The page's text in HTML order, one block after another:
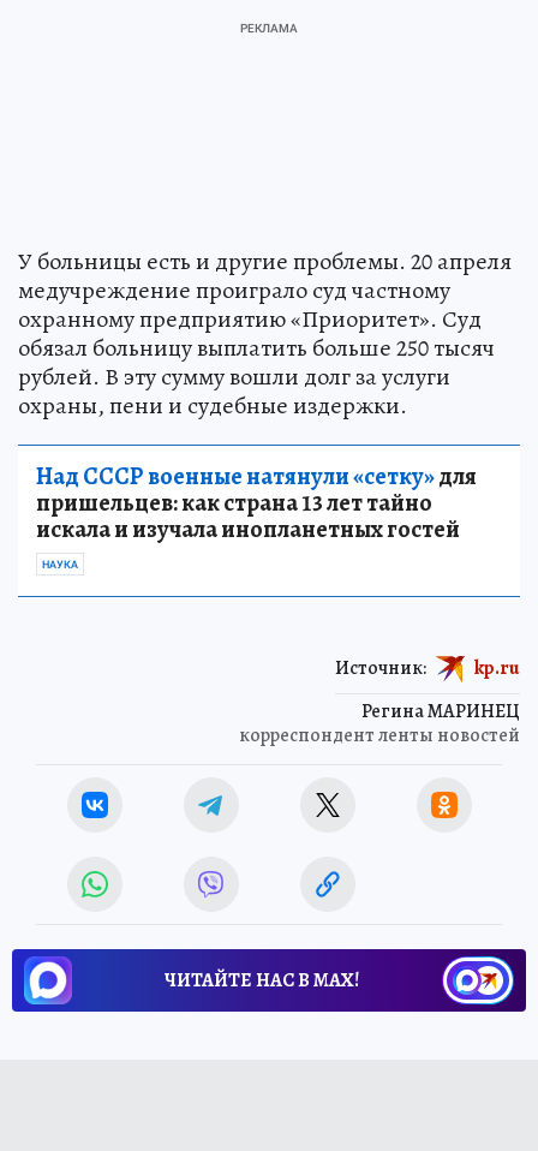
У больницы есть и другие проблемы. 20 апреля
медучреждение проиграло суд частному
охранному предприятию «Приоритет». Суд
обязал больницу выплатить больше 250 тысяч
рублей. В эту сумму вошли долг за услуги
охраны, пени и судебные издержки.
Над СССР военные натянули «сетку»для
пришельцев: как страна 13 лет тайно
искала и изучала инопланетных гостей
НАУКА
Регина МАРИНЕЦ
корреспондент ленты новостей
Источник: kp.ru
ЧИТАЙТЕ НАС В МАХ!